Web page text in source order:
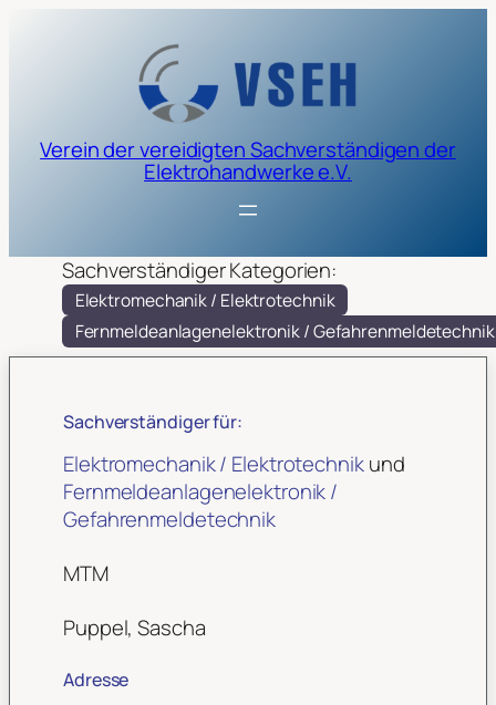
Verein der vereidigten Sachverständigen der
Elektrohandwerke e.V.
Sachverständiger Kategorien:
Elektromechanik / Elektrotechnik
Fernmeldeanlagenelektronik / Gefahrenmeldetechnik
Sachverständiger für:
Elektromechanik / Elektrotechnikund
Fernmeldeanlagenelektronik /
Gefahrenmeldetechnik
MTM
Puppel, Sascha
Adresse